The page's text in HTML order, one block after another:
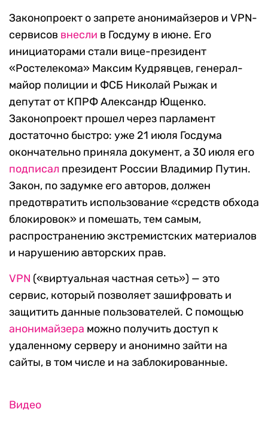
Законопроект о запрете анонимайзеров и VPN-
сервисов внесли в Госдуму в июне. Его
инициаторами стали вице-президент
«Ростелекома» Максим Кудрявцев, генерал-
майор полиции и ФСБ Николай Рыжак и
депутат от КПРФ Александр Ющенко.
Законопроект прошел через парламент
достаточно быстро: уже 21 июля Госдума
окончательно приняла документ, а 30 июля его
подписал президент России Владимир Путин.
Закон, по задумке его авторов, должен
предотвратить использование «средств обхода
блокировок» и помешать, тем самым,
распространению экстремистских материалов
и нарушению авторских прав.
VPN («виртуальная частная сеть») — это
сервис, который позволяет зашифровать и
защитить данные пользователей. С помощью
анонимайзера можно получить доступ к
удаленному серверу и анонимно зайти на
сайты, в том числе и на заблокированные.
Видео